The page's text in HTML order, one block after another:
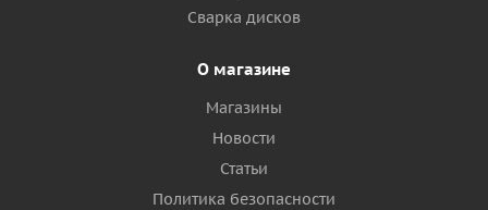
Сварка дисков
О магазине
Магазины
Новости
Статьи
Политика безопасности